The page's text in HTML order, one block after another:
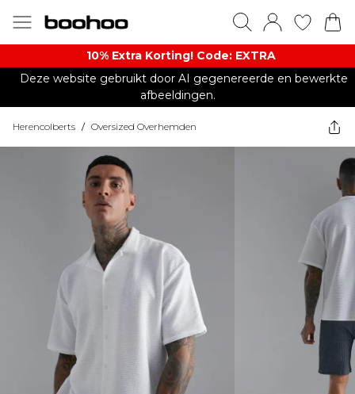
10% Extra Korting! Code: EXTRA​
Deze website gebruikt door AI gegenereerde en bewerkte
afbeeldingen.
Herencolberts / Oversized Overhemden